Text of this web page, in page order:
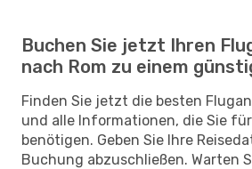
Buchen Sie jetzt Ihren
nach Rom zu einem
Finden Sie jetzt die besten
und alle Informationen, die Sie für
benötigen. Geben Sie Ihre
Buchung abzuschließen. Warten